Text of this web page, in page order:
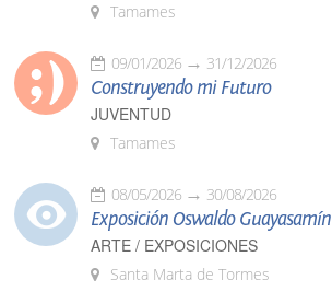
Tamames
09/01/2026 31/12/2026
Construyendo mi Futuro
JUVENTUD
Tamames
08/05/2026 30/08/2026
Exposición Oswaldo Guayasamín
ARTE / EXPOSICIONES
Santa Marta de Tormes